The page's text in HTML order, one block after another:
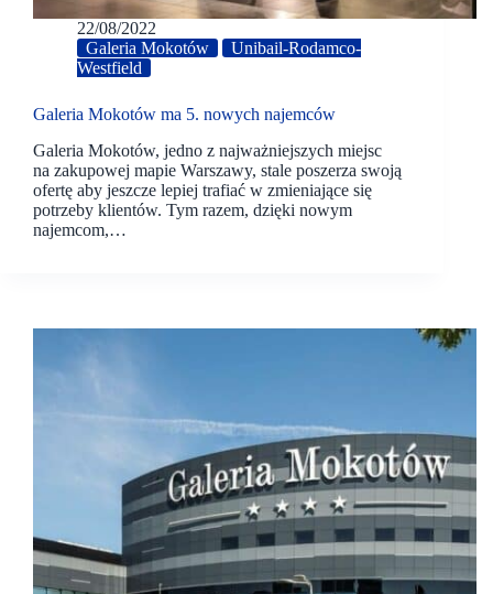
22/08/2022
Galeria Mokotów
Unibail-Rodamco-
Westfield
Galeria Mokotów ma 5. nowych najemców
Galeria Mokotów, jedno z najważniejszych miejsc
na zakupowej mapie Warszawy, stale poszerza swoją
ofertę aby jeszcze lepiej trafiać w zmieniające się
potrzeby klientów. Tym razem, dzięki nowym
najemcom,…